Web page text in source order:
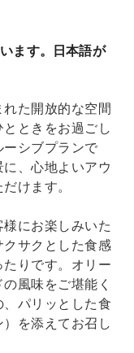
ます。日本語が
た開放的な空間
ときをお過ごし
シブプランで
、心地よいアウ
けます。
にお楽しみいた
サクとした食感
りです。オリー
風味をご堪能く
パリッとした食
を添えてお召し